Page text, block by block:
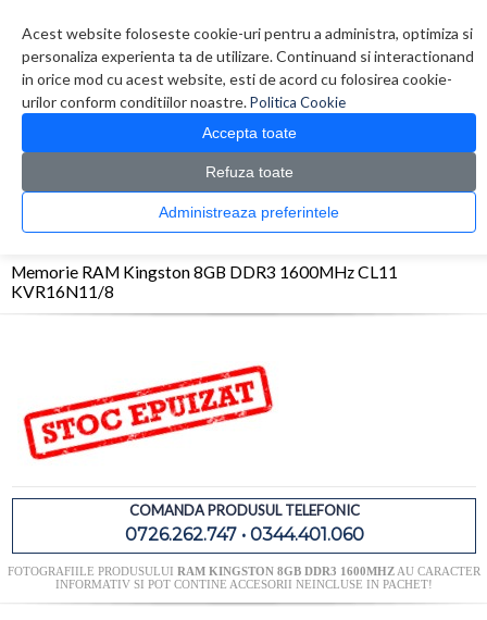
Acest website foloseste cookie-uri pentru a administra, optimiza si
personaliza experienta ta de utilizare. Continuand si interactionand
in orice mod cu acest website, esti de acord cu folosirea cookie-
urilor conform conditiilor noastre.Politica Cookie
Accepta toate
Refuza toate
Administreaza preferintele
0 produs(e)
CATALOG PRODUSE
Componente PC > Memorii > Memorie RAM Kingston 8GB DDR3
Memorie RAM Kingston 8GB DDR3 1600MHz CL11
KVR16N11/8
COMANDA PRODUSUL TELEFONIC
0726.262.747 • 0344.401.060
FOTOGRAFIILE PRODUSULUI RAM KINGSTON 8GB DDR3 1600MHZAU CARACTER
INFORMATIV SI POT CONTINE ACCESORII NEINCLUSE IN PACHET!